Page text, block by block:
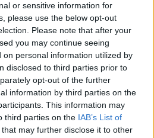
or sensitive information for
please use the below opt-out
Please note that after your
you may continue seeing
on personal information utilized by
disclosed to third parties prior to
opt-out of the further
information by third parties on the
This information may
third parties on the IAB’s List of
that may further disclose it to other